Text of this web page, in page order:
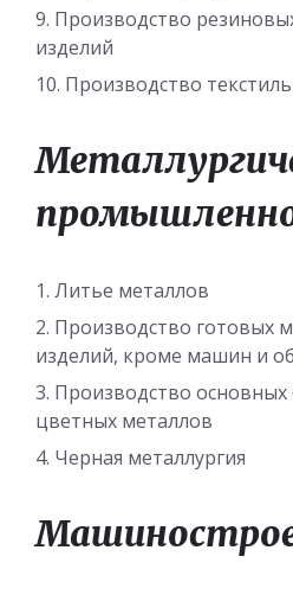
Производство
изделий
Производство
Литье металлов
Производство готовых
изделий, кроме машин и
Производство основных
цветных металлов
Черная металлургия